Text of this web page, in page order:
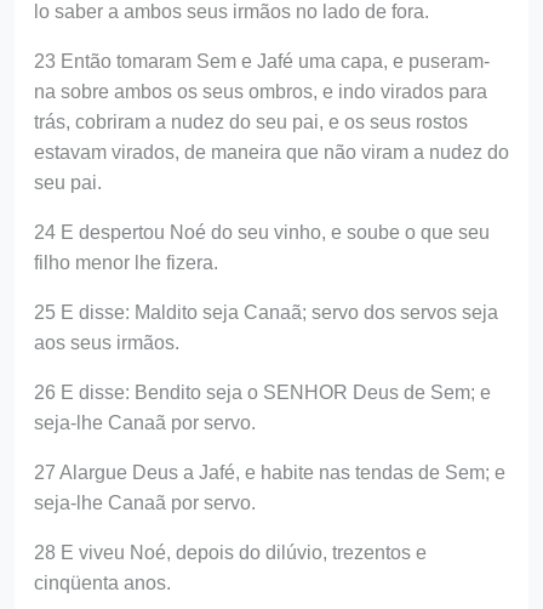
lo saber a ambos seus irmãos no lado de fora.
23 Então tomaram Sem e Jafé uma capa, e puseram-
na sobre ambos os seus ombros, e indo virados para
trás, cobriram a nudez do seu pai, e os seus rostos
estavam virados, de maneira que não viram a nudez do
seu pai.
24 E despertou Noé do seu vinho, e soube o que seu
filho menor lhe fizera.
25 E disse: Maldito seja Canaã; servo dos servos seja
aos seus irmãos.
26 E disse: Bendito seja o SENHOR Deus de Sem; e
seja-lhe Canaã por servo.
27 Alargue Deus a Jafé, e habite nas tendas de Sem; e
seja-lhe Canaã por servo.
28 E viveu Noé, depois do dilúvio, trezentos e
cinqüenta anos.